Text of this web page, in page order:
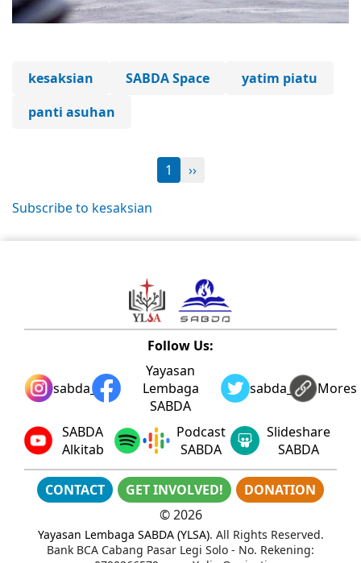
kesaksian SABDA Space
yatim piatu
panti asuhan
1 ››
Subscribe to kesaksian
Follow Us:
sabda_ylsa
Yayasan
Lembaga
SABDA
sabda_ylsaMores
SABDA
Alkitab
Podcast
SABDA
Slideshare
SABDA
CONTACT GET INVOLVED!
DONATION
©2026
Yayasan Lembaga SABDA (YLSA). All Rights Reserved.
Bank BCA Cabang Pasar Legi Solo - No. Rekening: